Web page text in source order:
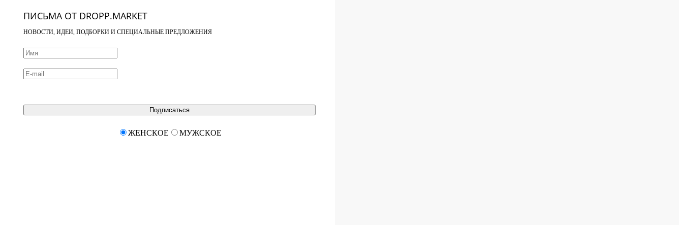
ПИСЬМА ОТ DROPP.MARKET
НОВОСТИ, ИДЕИ, ПОДБОРКИ И СПЕЦИАЛЬНЫЕ ПРЕДЛОЖЕНИЯ
Подписаться
ЖЕНСКОЕ МУЖСКОЕ